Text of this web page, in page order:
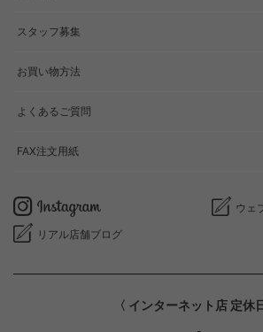
スタッフ募集
お買い物方法
よくあるご質問
FAX注文用紙
ウェ
リアル店舗ブログ
〈 インターネット店 定休